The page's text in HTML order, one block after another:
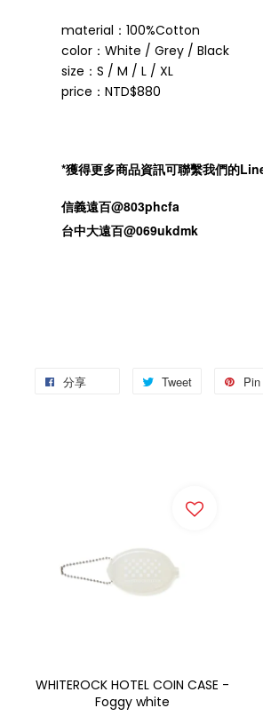
material：100%Cotton
color：White / Grey / Black
size：S / M / L / XL
price：NTD$880
*獲得更多商品資訊可聯繫我們的
信義遠百@803phcfa
台中大遠百@069ukdmk
分享 Tweet
WHITEROCK HOTEL COIN CASE -
Foggy white